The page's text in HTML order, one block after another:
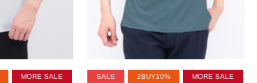
MORE SALE SALE 2BUY10% MORE SALE